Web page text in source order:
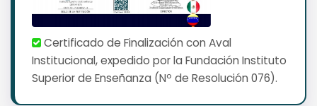
Certificado de Finalización con Aval
Institucional, expedido por la Fundación Instituto
Superior de Enseñanza (Nº de Resolución 076).